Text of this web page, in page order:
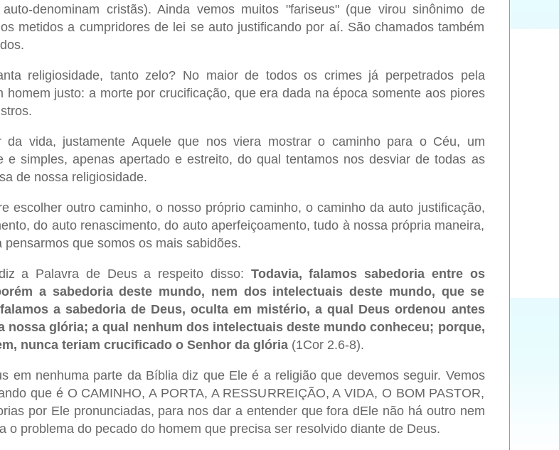
denominam cristãs). Ainda vemos muitos "fariseus" (que virou sinônimo de
metidos a cumpridores de lei se auto justificando por aí. São chamados também
religiosidade, tanto zelo? No maior de todos os crimes já perpetrados pela
homem justo: a morte por crucificação, que era dada na época somente aos piores
da vida, justamente Aquele que nos viera mostrar o caminho para o Céu, um
e simples, apenas apertado e estreito, do qual tentamos nos desviar de todas as
de nossa religiosidade.
escolher outro caminho, o nosso próprio caminho, o caminho da auto justificação,
do auto renascimento, do auto aperfeiçoamento, tudo à nossa própria maneira,
pensarmos que somos os mais sabidões.
a Palavra de Deus a respeito disso: Todavia, falamos sabedoria entre os
a sabedoria deste mundo, nem dos intelectuais deste mundo, que se
a sabedoria de Deus, oculta em mistério, a qual Deus ordenou antes
nossa glória; a qual nenhum dos intelectuais deste mundo conheceu; porque,
nunca teriam crucificado o Senhor da glória(1Cor 2.6-8).
em nenhuma parte da Bíblia diz que Ele é a religião que devemos seguir. Vemos
que é O CAMINHO, A PORTA, A RESSURREIÇÃO, A VIDA, O BOM PASTOR,
por Ele pronunciadas, para nos dar a entender que fora dEle não há outro nem
o problema do pecado do homem que precisa ser resolvido diante de Deus.